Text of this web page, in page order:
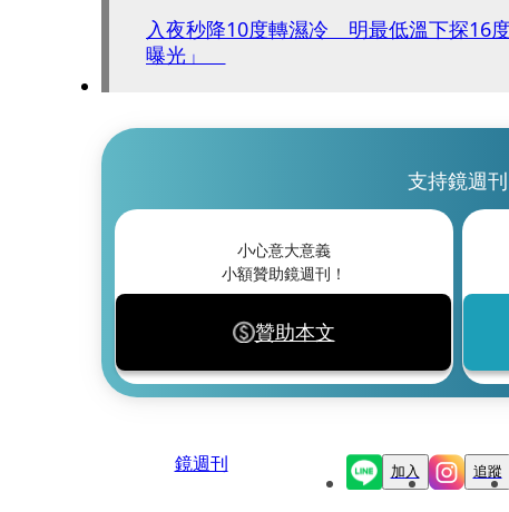
入夜秒降10度轉濕冷 明最低溫下探16
曝光」
支持鏡週刊
小心意大意義
小額贊助鏡週刊！
贊助本文
鏡週刊 加入 追蹤